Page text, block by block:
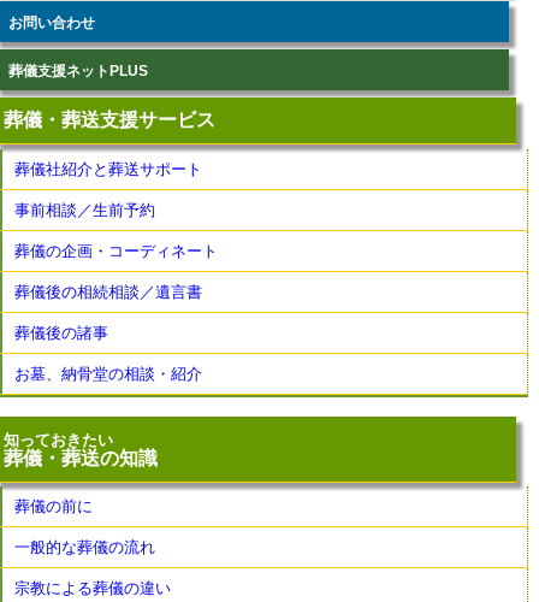
お問い合わせ
葬儀支援ネットPLUS
葬儀・葬送支援サービス
葬儀社紹介と葬送サポート
事前相談／生前予約
葬儀の企画・コーディネート
葬儀後の相続相談／遺言書
葬儀後の諸事
お墓、納骨堂の相談・紹介
知っておきたい
葬儀・葬送の知識
葬儀の前に
一般的な葬儀の流れ
宗教による葬儀の違い